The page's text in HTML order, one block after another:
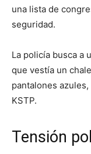
una lista de
seguridad.
La policía busca a
que vestía un
pantalones
KSTP.
Tensión